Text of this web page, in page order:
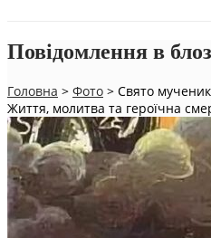
Повідомлення в
Головна > Фото > Свято
Життя, молитва та героїчна